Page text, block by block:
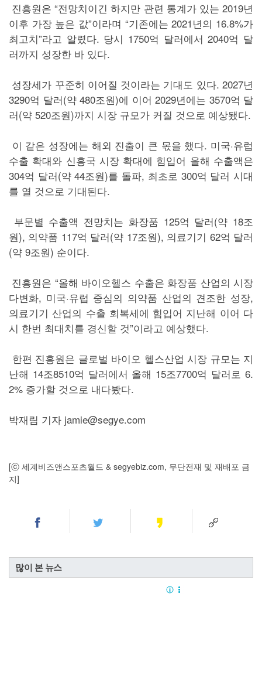
진흥원은 “전망치이긴 하지만 관련 통계가 있는 2019년
이후 가장 높은 값”이라며 “기존에는 2021년의 16.8%가
최고치”라고 알렸다. 당시 1750억 달러에서 2040억 달
러까지 성장한 바 있다.
성장세가 꾸준히 이어질 것이라는 기대도 있다. 2027년
3290억 달러(약 480조원)에 이어 2029년에는 3570억 달
러(약 520조원)까지 시장 규모가 커질 것으로 예상됐다.
이 같은 성장에는 해외 진출이 큰 몫을 했다. 미국·유럽
수출 확대와 신흥국 시장 확대에 힘입어 올해 수출액은
304억 달러(약 44조원)를 돌파, 최초로 300억 달러 시대
를 열 것으로 기대된다.
부문별 수출액 전망치는 화장품 125억 달러(약 18조
원), 의약품 117억 달러(약 17조원), 의료기기 62억 달러
(약 9조원) 순이다.
진흥원은 “올해 바이오헬스 수출은 화장품 산업의 시장
다변화, 미국·유럽 중심의 의약품 산업의 견조한 성장,
의료기기 산업의 수출 회복세에 힘입어 지난해 이어 다
시 한번 최대치를 경신할 것”이라고 예상했다.
한편 진흥원은 글로벌 바이오 헬스산업 시장 규모는 지
난해 14조8510억 달러에서 올해 15조7700억 달러로 6.
2% 증가할 것으로 내다봤다.
박재림 기자 jamie@segye.com
[ⓒ 세계비즈앤스포츠월드 & segyebiz.com, 무단전재 및 재배포 금
지]
많이 본 뉴스